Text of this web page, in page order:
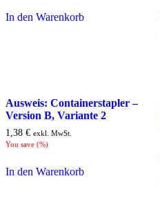
In den Warenkorb
Ausweis: Containerstapler –
Version B, Variante 2
1,38 € exkl. MwSt.
You save (%)
In den Warenkorb